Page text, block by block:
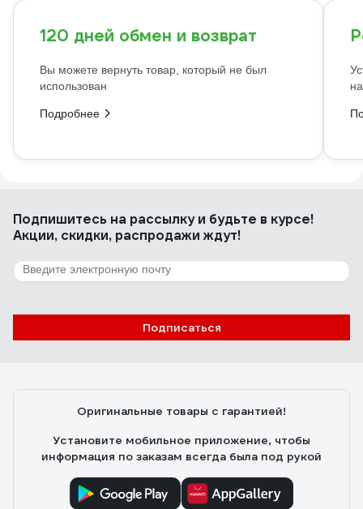
120 дней обмен и возврат
Вы можете вернуть товар, который не был
использован
Подробнее
Подпишитесь на рассылкуи будьте в курсе!
Акции, скидки, распродажи ждут!
Подписаться
Оригинальные товары с гарантией!
Установите мобильное приложение, чтобы
информация по заказам всегда была под рукой